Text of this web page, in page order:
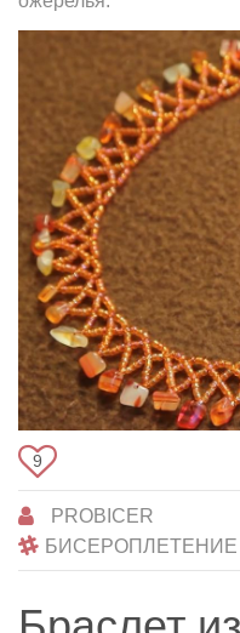
9
PROBICER
БИСЕРОПЛЕТЕНИЕ